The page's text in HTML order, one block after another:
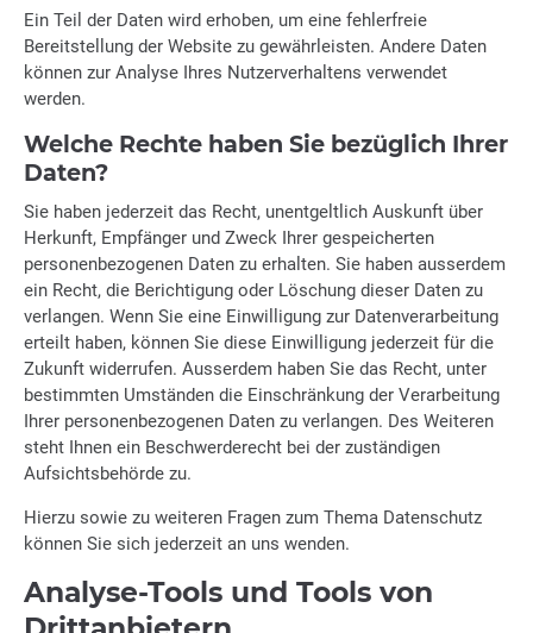
Ein Teil der Daten wird erhoben, um eine fehlerfreie
Bereitstellung der Website zu gewährleisten. Andere Daten
können zur Analyse Ihres Nutzerverhaltens verwendet
werden.
Welche Rechte haben Sie bezüglich Ihrer
Daten?
Sie haben jederzeit das Recht, unentgeltlich Auskunft über
Herkunft, Empfänger und Zweck Ihrer gespeicherten
personenbezogenen Daten zu erhalten. Sie haben ausserdem
ein Recht, die Berichtigung oder Löschung dieser Daten zu
verlangen. Wenn Sie eine Einwilligung zur Datenverarbeitung
erteilt haben, können Sie diese Einwilligung jederzeit für die
Zukunft widerrufen. Ausserdem haben Sie das Recht, unter
bestimmten Umständen die Einschränkung der Verarbeitung
Ihrer personenbezogenen Daten zu verlangen. Des Weiteren
steht Ihnen ein Beschwerderecht bei der zuständigen
Aufsichtsbehörde zu.
Hierzu sowie zu weiteren Fragen zum Thema Datenschutz
können Sie sich jederzeit an uns wenden.
Analyse-Tools und Tools von